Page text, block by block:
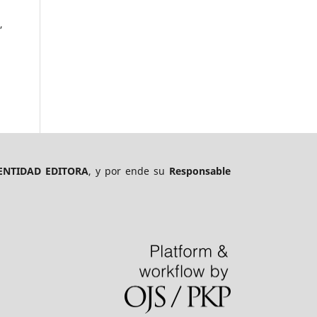
,
EDITORA, y por ende su Responsable